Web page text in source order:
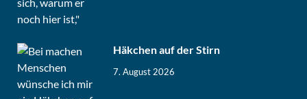
Häkchen auf der Stirn
7. August 2026